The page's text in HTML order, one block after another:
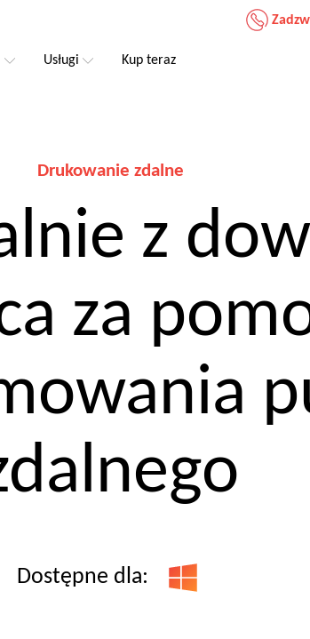
Usługi Kup teraz
Drukowanie zdalne
z
za
Dostępne dla: